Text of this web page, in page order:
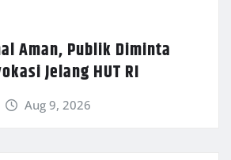
Aman, Publik Diminta
Jelang HUT RI
Aug 9, 2026